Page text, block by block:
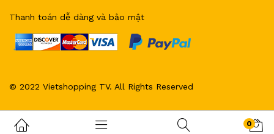
© 2022 Vietshopping TV. All Rights Reserved
Thanh toán dễ dàng và bảo mật
0